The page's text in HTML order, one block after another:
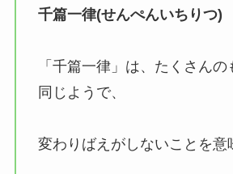
千篇一律(せんぺんいちりつ)
「千篇一律」は、たくさん
同じようで、
変わりばえがしないことを意